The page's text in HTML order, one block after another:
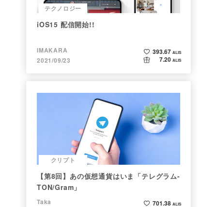
テクノロジー
iOS15 配信開始!!
IMAKARA
2021/09/23
393.67 ALIS
7.20 ALIS
クリプト
【第8回】あの仮想通貨はいま「テレグラム-
TON/Gram」
Taka
701.38 ALIS